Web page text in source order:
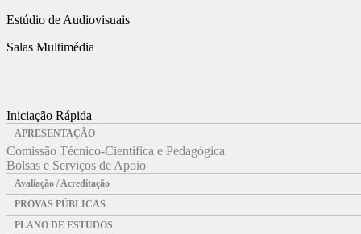
Estúdio de Audiovisuais
Salas Multimédia
Iniciação Rápida
APRESENTAÇÃO
Comissão Técnico-Científica e Pedagógica
Bolsas e Serviços de Apoio
Avaliação / Acreditação
PROVAS PÚBLICAS
PLANO DE ESTUDOS